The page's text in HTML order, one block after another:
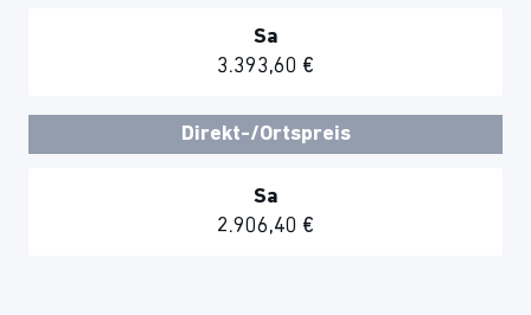
Sa
3.393,60 €
Direkt-/Ortspreis
Sa
2.906,40 €